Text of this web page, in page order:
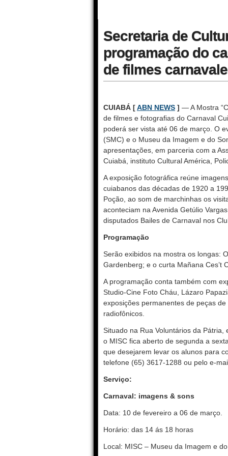
Secretaria de
programação do
de filmes
CUIABÁ [ABN NEWS ] — A Mostra
de filmes e fotografias do Carnaval
poderá ser vista até 06 de março. O
(SMC) e o Museu da Imagem e do
apresentações, em parceria com a
Cuiabá, instituto Cultural América,
A exposição fotográfica reúne
cuiabanos das décadas de 1920 a
Poção, ao som de marchinhas os
aconteciam na Avenida Getúlio
disputados Bailes de Carnaval nos
Programação
Serão exibidos na mostra os longas:
Gardenberg; e o curta Mañana Ces’t
A programação conta também com
Studio-Cine Foto Cháu, Lázaro
exposições permanentes de peças
radiofônicos.
Situado na Rua Voluntários da
o MISC fica aberto de segunda a
que desejarem levar os alunos para
telefone (65) 3617-1288 ou pelo e-
Serviço:
Carnaval: imagens & sons
Data: 10 de fevereiro a 06 de março.
Horário: das 14 ás 18 horas
Local: MISC – Museu da Imagem e